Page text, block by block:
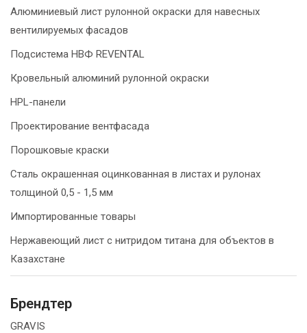
Алюминиевый лист рулонной окраски для навесных
вентилируемых фасадов
Подсистема НВФ REVENTAL
Кровельный алюминий рулонной окраски
HPL-панели
Проектирование вентфасада
Порошковые краски
Сталь окрашенная оцинкованная в листах и рулонах
толщиной 0,5 - 1,5 мм
Импортированные товары
Нержавеющий лист с нитридом титана для объектов в
Казахстане
Брендтер
GRAVIS